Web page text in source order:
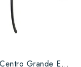
Mesa De Centro Grande En...